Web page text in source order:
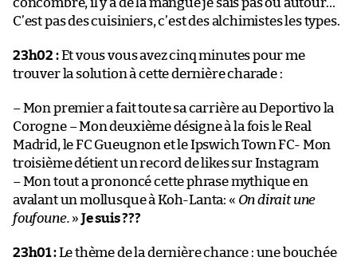
concombre, il y a de la mangue je sais pas où autour…
C’est pas des cuisiniers, c’est des alchimistes les types.
23h02 :Et vous vous avez cinq minutes pour me
trouver la solution à cette dernière charade :
– Mon premier a fait toute sa carrière au Deportivo la
Corogne – Mon deuxième désigne à la fois le Real
Madrid, le FC Gueugnon et le Ipswich Town FC- Mon
troisième détient un record de likes sur Instagram
– Mon tout a prononcé cette phrase mythique en
avalant un mollusque à Koh-Lanta: « On dirait une
foufoune. » Je suis ???
23h01 :Le thème de la dernière chance : une bouchée